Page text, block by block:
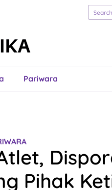
Pariwara
Justisia
Pihak